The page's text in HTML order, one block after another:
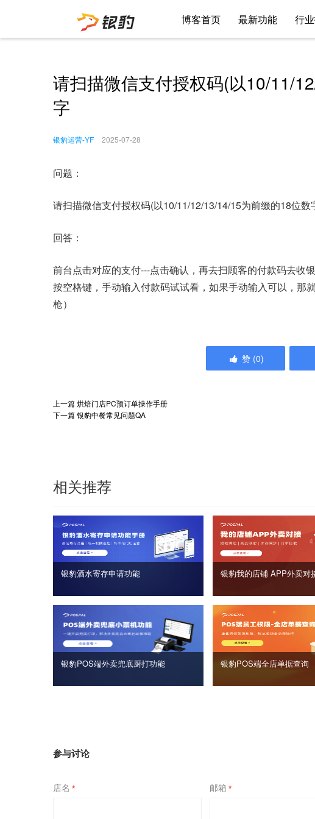
博客首页 最新功能 行
请扫描微信支付授权码(以10/11/
字
银豹运营-YF 2025-07-28
问题：
请扫描微信支付授权码(以10/11/12/13/14/15为前缀的18位数
回答：
前台点击对应的支付---点击确认，再去扫顾客的付款码去收
按空格键，手动输入付款码试试看，如果手动输入可以，那
枪）
赞 (0)
上一篇烘焙门店PC预订单操作手册
下一篇银豹中餐常见问题QA
相关推荐
银豹酒水寄存申请功能 银豹我的店铺 APP外卖对
银豹POS端外卖兜底厨打功能 银豹POS端全店单据查询
参与讨论
店名 * 邮箱 *